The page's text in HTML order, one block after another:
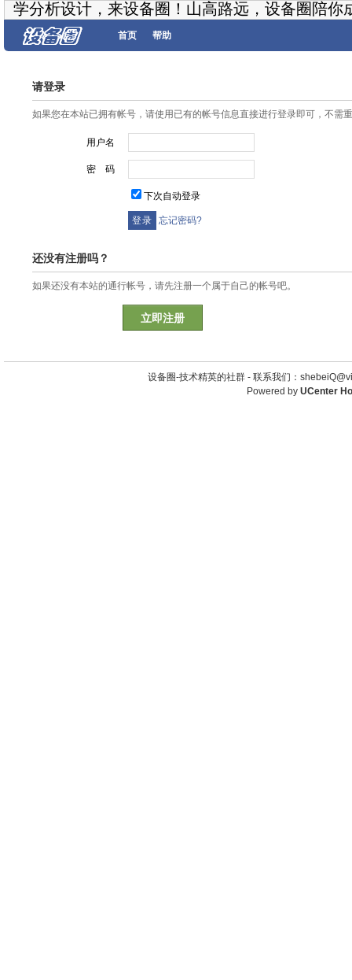
学分析设计，来设备圈！山高路远，设备圈陪你
首页 帮助
请登录
如果您在本站已拥有帐号，请使用已有的帐号信息直接进行登录即可，不需
用户名
密 码
下次自动登录
忘记密码?
还没有注册吗？
如果还没有本站的通行帐号，请先注册一个属于自己的帐号吧。
立即注册
设备圈-技术精英的社群 - 联系我们：
Powered by UCenter